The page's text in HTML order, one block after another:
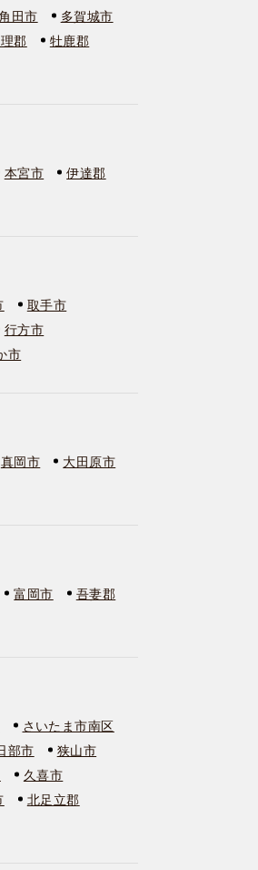
田市
多賀城市
郡
牡鹿郡
本宮市
伊達郡
取手市
行方市
市
真岡市
大田原市
富岡市
吾妻郡
さいたま市南区
部市
狭山市
久喜市
北足立郡